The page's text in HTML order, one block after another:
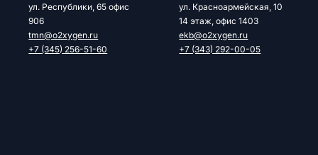
ул. Республики, 65 офис
906
tmn@o2xygen.ru
+7 (345) 256-51-60
ул. Красноармейская, 10
14 этаж, офис 1403
ekb@o2xygen.ru
+7 (343) 292-00-05